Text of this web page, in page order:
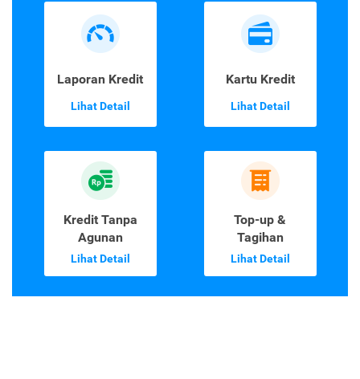
Laporan Kredit
Lihat Detail
Kartu Kredit
Lihat Detail
Kredit Tanpa
Agunan
Lihat Detail
Top-up &
Tagihan
Lihat Detail